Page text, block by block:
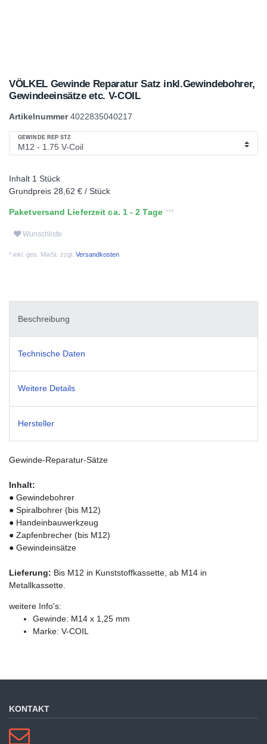
VÖLKEL Gewinde Reparatur Satz inkl.Gewindebohrer,
Gewindeeinsätze etc. V-COIL
Artikelnummer4022835040217
GEWINDE REP STZ
Inhalt 1 Stück
Grundpreis 28,62 € / Stück
Paketversand Lieferzeit ca. 1 - 2 Tage
Wunschliste
* inkl. ges. MwSt. zzgl. Versandkosten
Beschreibung
Technische Daten
Weitere Details
Hersteller
Gewinde-Reparatur-Sätze
Inhalt:
● Gewindebohrer
● Spiralbohrer (bis M12)
● Handeinbauwerkzeug
● Zapfenbrecher (bis M12)
● Gewindeinsätze
Lieferung: Bis M12 in Kunststoffkassette, ab M14 in
Metallkassette.
weitere Info's:
Gewinde: M14 x 1,25 mm
Marke: V-COIL
KONTAKT